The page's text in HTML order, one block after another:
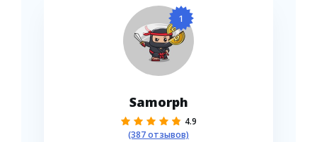
1
Samorph
4.9
(387 отзывов)